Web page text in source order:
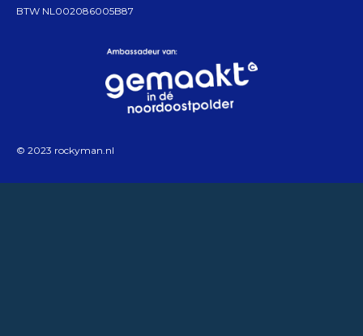
BTW NL002086005B87
© 2023 rockyman.nl